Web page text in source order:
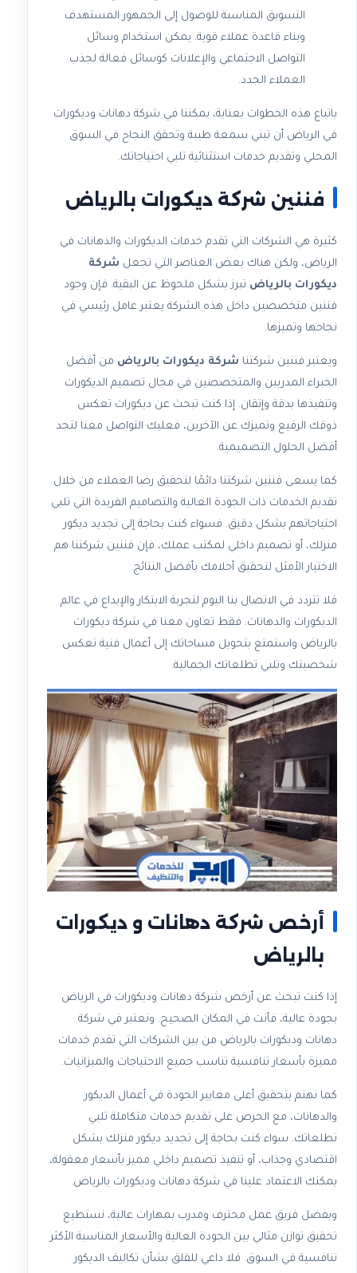
التسويق المناسبة للوصول إلى الجمهور المستهدف
وبناء قاعدة عملاء قوية. يمكن استخدام وسائل
التواصل الاجتماعي والإعلانات كوسائل فعالة لجذب
العملاء الجدد.
باتباع هذه الخطوات بعناية، يمكننا في شركة دهانات وديكورات
في الرياض أن تبني سمعة طيبة وتحقق النجاح في السوق
المحلي وتقديم خدمات استثنائية تلبي احتياجاتك.
فننين شركة ديكورات بالرياض
كثيرة هي الشركات التي تقدم خدمات الديكورات والدهانات في
الرياض، ولكن هناك بعض العناصر التي تجعل شركة
ديكورات بالرياض تبرز بشكل ملحوظ عن البقية. فإن وجود
فننين متخصصين داخل هذه الشركة يعتبر عامل رئيسي في
نجاحها وتميزها.
ويعتبر فننين شركتنا شركة ديكورات بالرياض من أفضل
الخبراء المدربين والمتخصصين في مجال تصميم الديكورات
وتنفيذها بدقة وإتقان. إذا كنت تبحث عن ديكورات تعكس
ذوقك الرفيع وتميزك عن الآخرين، فعليك التواصل معنا لتجد
أفضل الحلول التصميمية.
كما يسعى فننين شركتنا دائمًا لتحقيق رضا العملاء من خلال
تقديم الخدمات ذات الجودة العالية والتصاميم الفريدة التي تلبي
احتياجاتهم بشكل دقيق. فسواء كنت بحاجة إلى تجديد ديكور
منزلك، أو تصميم داخلي لمكتب عملك، فإن فننين شركتنا هم
الاختيار الأمثل لتحقيق أحلامك بأفضل النتائج.
فلا تتردد في الاتصال بنا اليوم لتجربة الابتكار والإبداع في عالم
الديكورات والدهانات. فقط تعاون معنا في شركة ديكورات
بالرياض واستمتع بتحويل مساحاتك إلى أعمال فنية تعكس
شخصيتك وتلبي تطلعاتك الجمالية.
أرخص شركة دهانات و ديكورات
بالرياض
إذا كنت تبحث عن أرخص شركة دهانات وديكورات في الرياض
بجودة عالية، فأنت في المكان الصحيح. ونعتبر في شركة
دهانات وديكورات بالرياض من بين الشركات التي تقدم خدمات
مميزة بأسعار تنافسية تناسب جميع الاحتياجات والميزانيات.
كما نهتم بتحقيق أعلى معايير الجودة في أعمال الديكور
والدهانات، مع الحرص على تقديم خدمات متكاملة تلبي
تطلعاتك. سواء كنت بحاجة إلى تجديد ديكور منزلك بشكل
اقتصادي وجذاب، أو تنفيذ تصميم داخلي مميز بأسعار معقولة،
يمكنك الاعتماد علينا في شركة دهانات وديكورات بالرياض.
وبفضل فريق عمل محترف ومدرب بمهارات عالية، نستطيع
تحقيق توازن مثالي بين الجودة العالية والأسعار المناسبة الأكثر
تنافسية في السوق. فلا داعي للقلق بشأن تكاليف الديكور